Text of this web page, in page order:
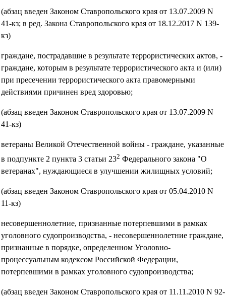
(абзац введен Законом Ставропольского края от 13.07.2009 N
41-кз; в ред. Закона Ставропольского края от 18.12.2017 N 139-
кз)
граждане, пострадавшие в результате террористических актов, -
граждане, которым в результате террористического акта и (или)
при пресечении террористического акта правомерными
действиями причинен вред здоровью;
(абзац введен Законом Ставропольского края от 13.07.2009 N
41-кз)
ветераны Великой Отечественной войны - граждане, указанные
в подпункте 2 пункта 3 статьи 232 Федерального закона "О
ветеранах", нуждающиеся в улучшении жилищных условий;
(абзац введен Законом Ставропольского края от 05.04.2010 N
11-кз)
несовершеннолетние, признанные потерпевшими в рамках
уголовного судопроизводства, - несовершеннолетние граждане,
признанные в порядке, определенном Уголовно-
процессуальным кодексом Российской Федерации,
потерпевшими в рамках уголовного судопроизводства;
(абзац введен Законом Ставропольского края от 11.11.2010 N 92-